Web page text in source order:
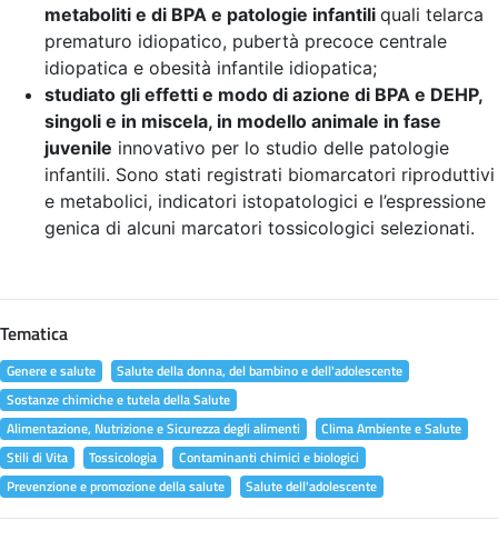
metaboliti e di BPA e patologie infantili quali telarca
prematuro idiopatico, pubertà precoce centrale
idiopatica e obesità infantile idiopatica;
studiato gli effetti e modo di azione di BPA e DEHP,
singoli e in miscela, in modello animale in fase
juvenile innovativo per lo studio delle patologie
infantili. Sono stati registrati biomarcatori riproduttivi
e metabolici, indicatori istopatologici e l’espressione
genica di alcuni marcatori tossicologici selezionati.
Tematica
Genere e salute
Salute della donna, del bambino e dell'adolescente
Sostanze chimiche e tutela della Salute
Alimentazione, Nutrizione e Sicurezza degli alimenti
Clima Ambiente e Salute
Stili di Vita
Tossicologia
Contaminanti chimici e biologici
Prevenzione e promozione della salute
Salute dell'adolescente